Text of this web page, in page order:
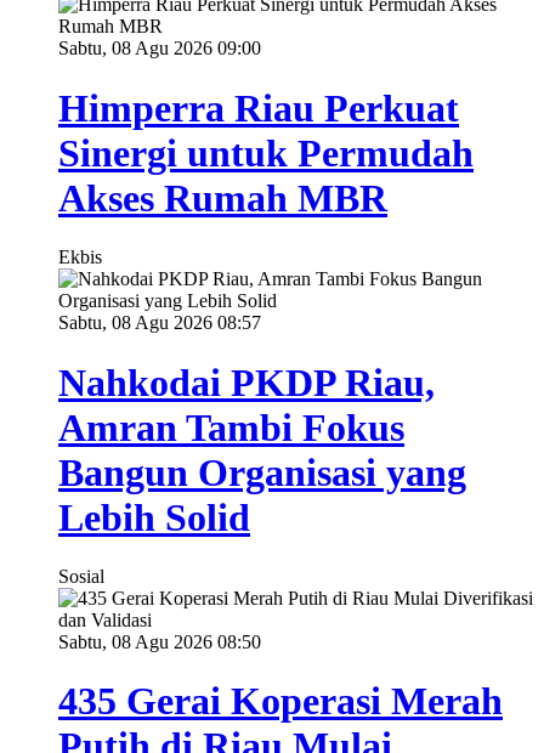
Sabtu, 08 Agu 2026 09:00
Himperra Riau Perkuat
Sinergi untuk Permudah
Akses Rumah MBR
Ekbis
Sabtu, 08 Agu 2026 08:57
Nahkodai PKDP Riau,
Amran Tambi Fokus
Bangun Organisasi yang
Lebih Solid
Sosial
Sabtu, 08 Agu 2026 08:50
435 Gerai Koperasi Merah